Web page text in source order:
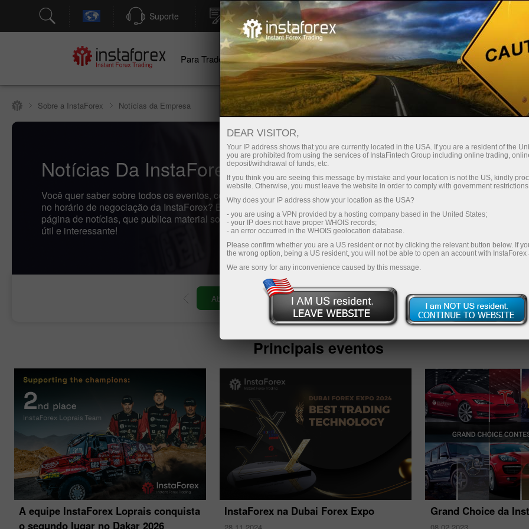
Suporte Abertura instanânea da conta Plataforma de negociação
Para Traders Para Iniciantes Para Investidores Para Parceiros
Sobre a InstaForex Notícias da Empresa
Notícias Da InstaForex
Você quer saber sobre todos os eventos, concursos e alterações
no horário de negociação da InstaForex? Então, bem-vindo à
página de notícias, que publica material sobre o mais importante,
útil e interessante!
Deposite
Principais eventos
A equipe InstaForex Loprais conquista
o segundo lugar no Dakar 2026
InstaForex na Dubai Forex Expo Grand Choice da
DEAR VISITOR,
Your IP address shows that you are currently located in the USA. If you are a resident of the
you are prohibited from using the services of InstaFintech Group including online trading,
deposit/withdrawal of funds, etc.
If you think you are seeing this message by mistake and your location is not the US, kindly
website. Otherwise, you must leave the website in order to comply with government
Why does your IP address show your location as the USA?
- you are using a VPN provided by a hosting company based in the United States;
- your IP does not have proper WHOIS records;
- an error occurred in the WHOIS geolocation database.
Please confirm whether you are a US resident or not by clicking the relevant button below. If
the wrong option, being a US resident, you will not be able to open an account with InstaForex
We are sorry for any inconvenience caused by this message.